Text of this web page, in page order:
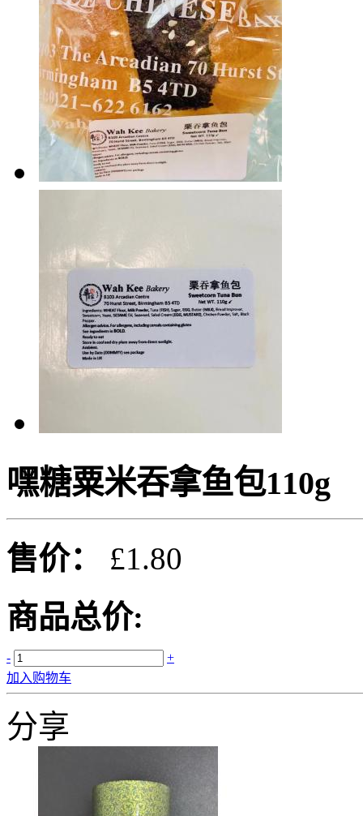
嘿糖粟米吞拿鱼包110g
售价：
£1.80
商品总价:
-
+
加入购物车
分享